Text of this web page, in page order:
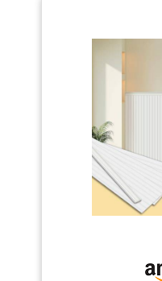
murs d'accent élégants. Idéal
pour le salon, le couloir et plus
encore Personnalisables à
souhait – Les panneaux en MDF
non peints peuvent être
facilement peints dans la
parfaitement dans le design de
la pièce Matériau durable :
panneaux MDF de haute qualité
robustes et résistants pour une
beauté durable